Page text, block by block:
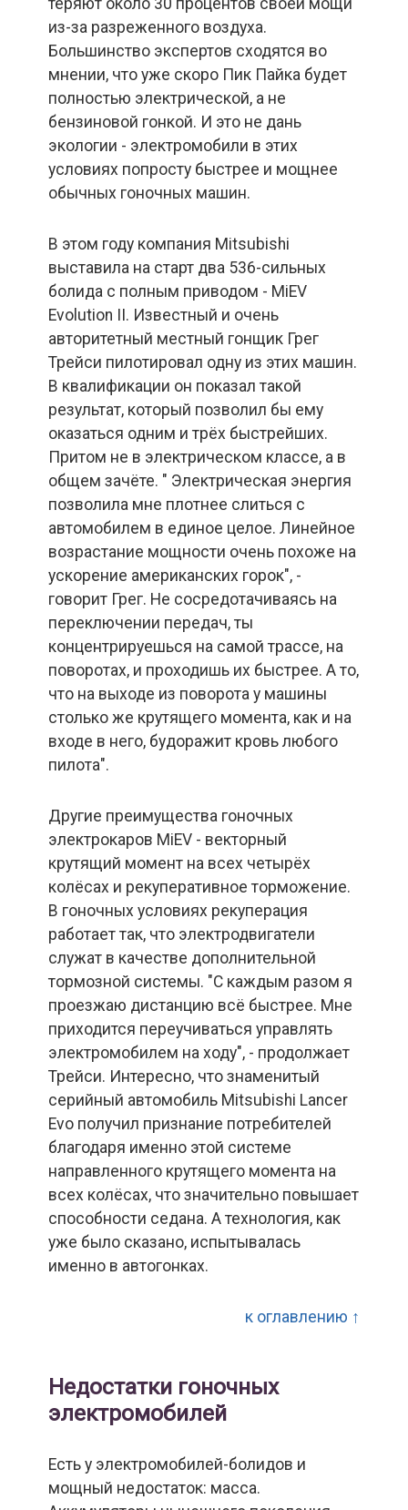
из-за разреженного воздуха.
Большинство экспертов сходятся во
мнении, что уже скоро Пик Пайка будет
полностью электрической, а не
бензиновой гонкой. И это не дань
экологии - электромобили в этих
условиях попросту быстрее и мощнее
обычных гоночных машин.
В этом году компания Mitsubishi
выставила на старт два 536-сильных
болида с полным приводом - MiEV
Evolution II. Известный и очень
авторитетный местный гонщик Грег
Трейси пилотировал одну из этих машин.
В квалификации он показал такой
результат, который позволил бы ему
оказаться одним и трёх быстрейших.
Притом не в электрическом классе, а в
общем зачёте. " Электрическая энергия
позволила мне плотнее слиться с
автомобилем в единое целое. Линейное
возрастание мощности очень похоже на
ускорение американских горок", -
говорит Грег. Не сосредотачиваясь на
переключении передач, ты
концентрируешься на самой трассе, на
поворотах, и проходишь их быстрее. А то,
что на выходе из поворота у машины
столько же крутящего момента, как и на
входе в него, будоражит кровь любого
пилота".
Другие преимущества гоночных
электрокаров MiEV - векторный
крутящий момент на всех четырёх
колёсах и рекуперативное торможение.
В гоночных условиях рекуперация
работает так, что электродвигатели
служат в качестве дополнительной
тормозной системы. "С каждым разом я
проезжаю дистанцию всё быстрее. Мне
приходится переучиваться управлять
электромобилем на ходу", - продолжает
Трейси. Интересно, что знаменитый
серийный автомобиль Mitsubishi Lancer
Evo получил признание потребителей
благодаря именно этой системе
направленного крутящего момента на
всех колёсах, что значительно повышает
способности седана. А технология, как
уже было сказано, испытывалась
именно в автогонках.
к оглавлению ↑
Недостатки гоночных
электромобилей
Есть у электромобилей-болидов и
мощный недостаток: масса.